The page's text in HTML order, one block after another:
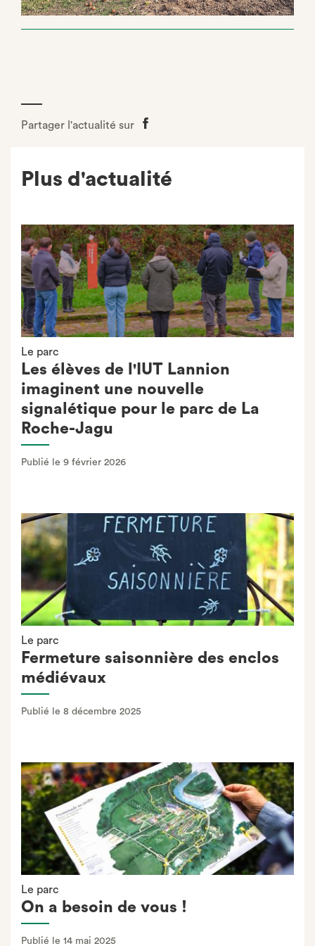
Partager l'actualité sur
Partager
Plus d'actualité
Le parc
Les élèves de l'IUT Lannion
imaginent une nouvelle
signalétique pour le parc de La
Roche-Jagu
Publié le 9 février 2026
Le parc
Fermeture saisonnière des enclos
médiévaux
Publié le 8 décembre 2025
Le parc
On a besoin de vous !
Publié le 14 mai 2025